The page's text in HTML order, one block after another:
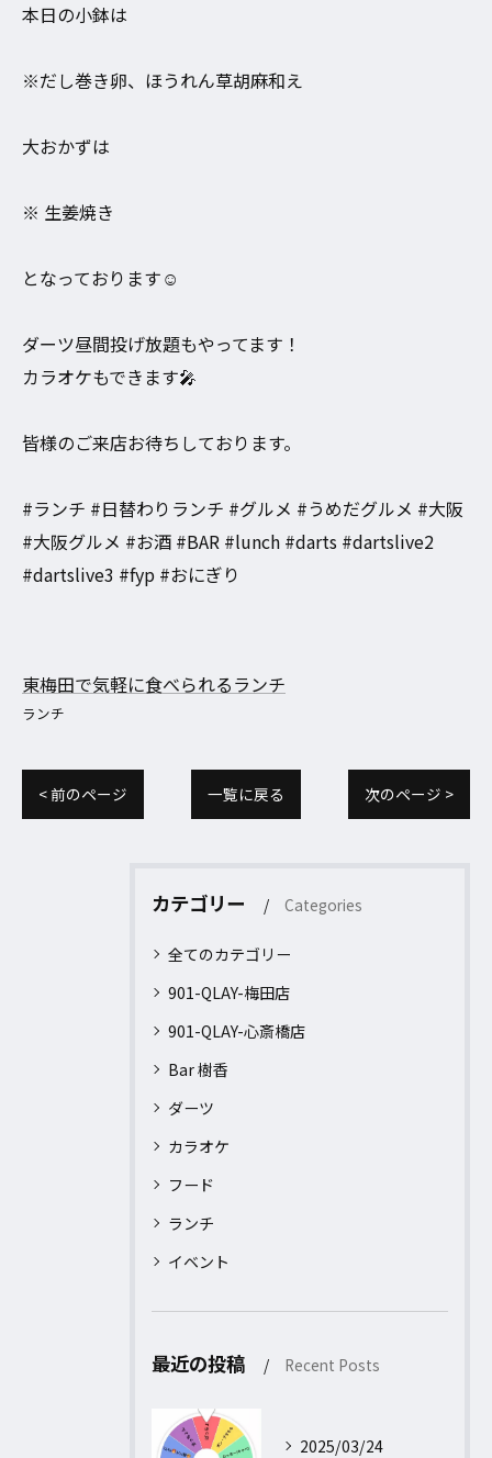
本日の小鉢は
※だし巻き卵、ほうれん草胡麻和え
大おかずは
※ 生姜焼き
となっております☺️
ダーツ昼間投げ放題もやってます！
カラオケもできます🎤
皆様のご来店お待ちしております。
#ランチ #日替わりランチ #グルメ #うめだグルメ #大阪
#大阪グルメ #お酒 #BAR #lunch #darts #dartslive2
#dartslive3 #fyp #おにぎり
東梅田で気軽に食べられるランチ
ランチ
< 前のページ 一覧に戻る 次のページ >
カテゴリー Categories
全てのカテゴリー
901-QLAY-梅田店
901-QLAY-心斎橋店
Bar 樹香
ダーツ
カラオケ
フード
ランチ
イベント
最近の投稿 Recent Posts
2025/03/24